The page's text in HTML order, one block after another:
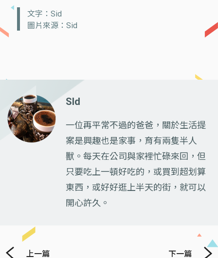
文字：Sid
圖片來源：Sid
SId
一位再平常不過的爸爸，關於生活提
案是興趣也是家事，育有兩隻半人
獸。每天在公司與家裡忙碌來回，但
只要吃上一頓好吃的，或買到超划算
東西，或好好逛上半天的街，就可以
開心許久。
上一篇 下一篇